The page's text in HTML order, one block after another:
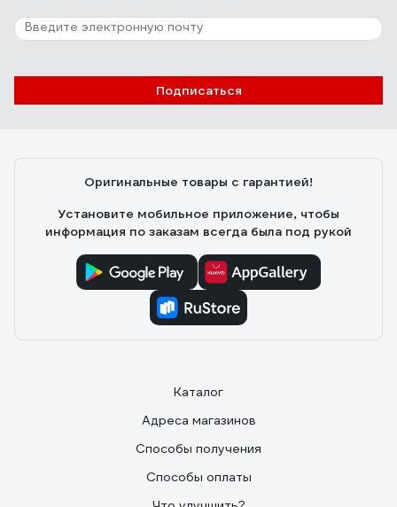
68 отзывов
Work PUR универсальный 540 гр 56858
подгонку склеиваемых поверхностей. Обеспечивает
достаточно быстро склеивает и позволяет через
час-два дальнейшую обработку деталей. В
свежнанесенном виде скользкий, позволяет легко
позиционировать детали друг относительно друга.
Подписаться
Оригинальные товары с гарантией!
Установите мобильное приложение, чтобы
информация по заказам всегда была под рукой
Каталог
Адреса магазинов
Способы получения
Способы оплаты